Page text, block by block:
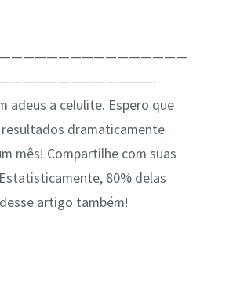
adeus a celulite. Espero que
dramaticamente
mês! Compartilhe com suas
80% delas
artigo também!